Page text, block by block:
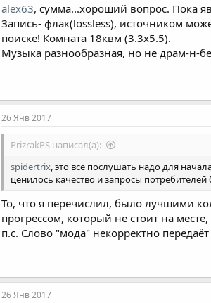
alex63, сумма...хороший вопрос. Пока
Запись- флак(lossless), источником
поиске! Комната 18квм (3.3х5.5).
Музыка разнообразная, но не драм-н-
26 Янв 2017
PrizrakPS написал(а):
spidertrix, это все послушать надо для
ценилось качество и запросы
То, что я перечислил, было лучшими
прогрессом, который не стоит на
п.с. Слово "мода" некорректно
26 Янв 2017